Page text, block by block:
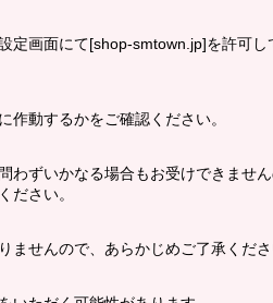
定画面にて[shop-smtown.jp]を許可
動するかをご確認ください。
ずいかなる場合もお受けできません
ださい。
せんので、あらかじめご了承くださ